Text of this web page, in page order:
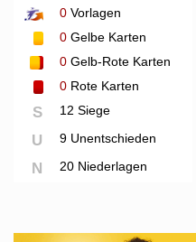
0 Vorlagen
0 Gelbe Karten
0 Gelb-Rote Karten
0 Rote Karten
S 12 Siege
U 9 Unentschieden
N 20 Niederlagen